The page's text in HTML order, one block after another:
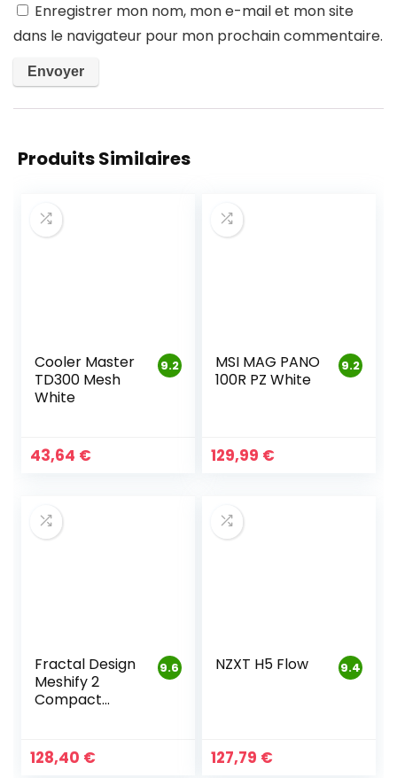
Enregistrer mon nom, mon e-mail et mon site
dans le navigateur pour mon prochain commentaire.
Produits Similaires
9.2
Cooler Master
TD300 Mesh
White
43,64 €
9.2
MSI MAG PANO
100R PZ White
129,99 €
9.6
Fractal Design
Meshify 2
Compact
128,40 €
9.4
NZXT H5 Flow
127,79 €